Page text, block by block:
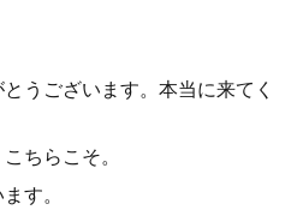
うございます。本当に来てく
ちらこそ。
す。